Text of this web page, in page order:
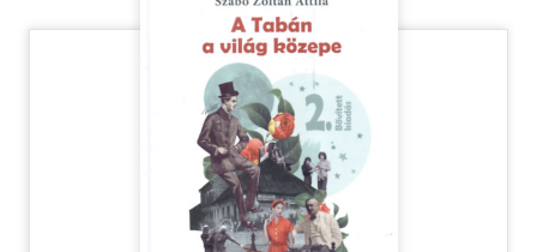
Tankönyv, segédkönyv